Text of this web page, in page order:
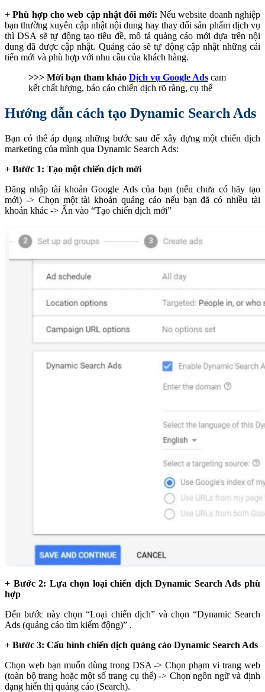
+Phù hợp cho web cập nhật đổi mới:Nếu website doanh nghiệp
bạn thường xuyên cập nhật nội dung hay thay đổi sản phẩm dịch vụ
thì DSA sẽ tự động tạo tiêu đề, mô tả quảng cáo mới dựa trên nội
dung đã được cập nhật. Quảng cáo sẽ tự động cập nhật những cải
tiến mới và phù hợp với nhu cầu của khách hàng.
>>> Mời bạn tham khảo Dịch vụ Google Ads cam
kết chất lượng, báo cáo chiến dịch rõ ràng, cụ thể
Hướng dẫn cách tạo Dynamic Search Ads
Bạn có thể áp dụng những bước sau để xây dựng một chiến dịch
marketing của mình qua Dynamic Search Ads:
+ Bước 1: Tạo một chiến dịch mới
Đăng nhập tài khoản Google Ads của bạn (nếu chưa có hãy tạo
mới) -> Chọn một tài khoản quảng cáo nếu bạn đã có nhiều tài
khoản khác -> Ấn vào “Tạo chiến dịch mới”
+ Bước 2: Lựa chọn loại chiến dịch Dynamic Search Ads phù
hợp
Đến bước này chọn “Loại chiến dịch” và chọn “Dynamic Search
Ads (quảng cáo tìm kiếm động)” .
+ Bước 3: Cấu hình chiến dịch quảng cáo Dynamic Search Ads
Chọn web bạn muốn dùng trong DSA -> Chọn phạm vi trang web
(toàn bộ trang hoặc một số trang cụ thể) -> Chọn ngôn ngữ và định
dạng hiển thị quảng cáo (Search).